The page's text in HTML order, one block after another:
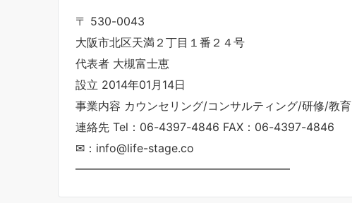
〒 530-0043
⼤阪市北区天満２丁⽬１番２４号
代表者 大槻富士恵
設立 2014年01月14日
事業内容 カウンセリング/コンサルティング/研修/教育
連絡先 Tel：06-4397-4846 FAX：06-4397-4846
✉：info@life-stage.co
━━━━━━━━━━━━━━━━━━━